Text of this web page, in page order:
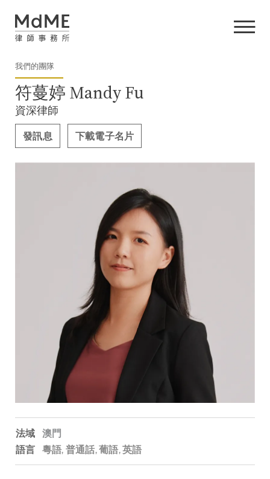
我們的團隊
符蔓婷 Mandy Fu
資深律師
發訊息 下載電子名片
法域
澳門
語言
粵語 普通話 葡語 英語